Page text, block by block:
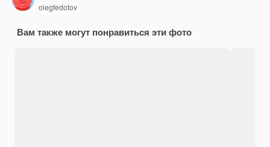
olegfedotov
Вам также могут понравиться эти фото